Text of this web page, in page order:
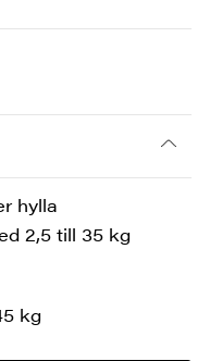
hylla
2,5 till 35 kg
kg